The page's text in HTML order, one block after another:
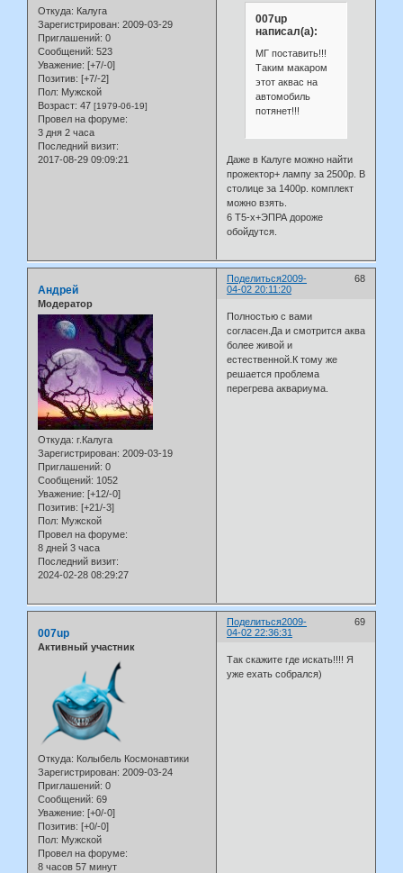
Откуда: Калуга
Зарегистрирован: 2009-03-29
Приглашений: 0
Сообщений: 523
Уважение: [+7/-0]
Позитив: [+7/-2]
Пол: Мужской
Возраст: 47 [1979-06-19]
Провел на форуме:
3 дня 2 часа
Последний визит:
2017-08-29 09:09:21
007up
написал(а):
МГ поставить!!!
Таким макаром
этот аквас на
автомобиль
потянет!!!
Даже в Калуге можно найти
прожектор+ лампу за 2500р. В
столице за 1400р. комплект
можно взять.
6 Т5-х+ЭПРА дороже
обойдутся.
Поделиться 68
2009-
04-02 20:11:20
Андрей
Модератор
Откуда: г.Калуга
Зарегистрирован: 2009-03-19
Приглашений: 0
Сообщений: 1052
Уважение: [+12/-0]
Позитив: [+21/-3]
Пол: Мужской
Провел на форуме:
8 дней 3 часа
Последний визит:
2024-02-28 08:29:27
Полностью с вами
согласен.Да и смотрится аква
более живой и
естественной.К тому же
решается проблема
перегрева аквариума.
Поделиться 69
2009-
04-02 22:36:31
007up
Активный участник
Откуда: Колыбель Космонавтики
Зарегистрирован: 2009-03-24
Приглашений: 0
Сообщений: 69
Уважение: [+0/-0]
Позитив: [+0/-0]
Пол: Мужской
Провел на форуме:
8 часов 57 минут
Так скажите где искать!!!! Я
уже ехать собрался)